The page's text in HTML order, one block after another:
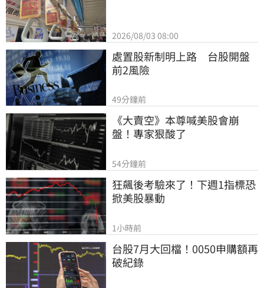
2026/08/03 08:00
處置股新制明上路　台股開盤
前2風險
49分鐘前
《大賣空》本尊喊美股會崩
盤！專家狠酸了
54分鐘前
狂飆後考驗來了！下週1指標恐
掀美股暴動
1小時前
台股7月大回檔！0050申購額再
破紀錄